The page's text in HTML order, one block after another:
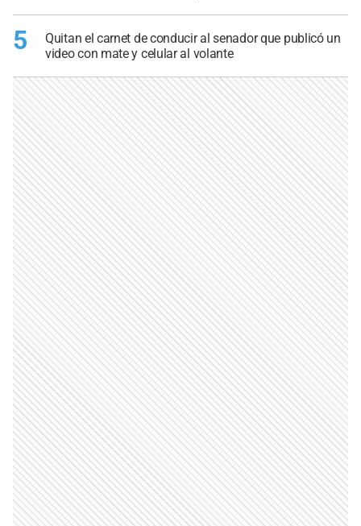
5
Quitan el carnet de conducir al senador que publicó un
video con mate y celular al volante